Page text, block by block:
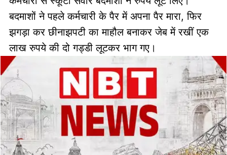
बदमाशों ने पहले कर्मचारी के पैर में अपना पैर मारा, फिर
झगड़ा कर छीनाझपटी का माहौल बनाकर जेब में रखीं एक
लाख रुपये की दो गड्डी लूटकर भाग गए।